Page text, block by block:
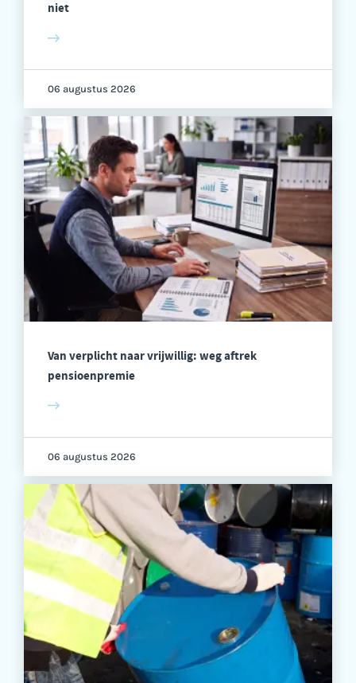
niet
06 augustus 2026
Van verplicht naar vrijwillig: weg aftrek
pensioenpremie
06 augustus 2026